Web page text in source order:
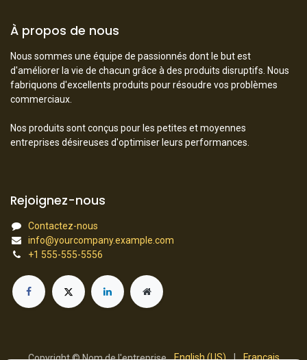
À propos de nous
Nous sommes une équipe de passionnés dont le but est
d'améliorer la vie de chacun grâce à des produits disruptifs. Nous
fabriquons d'excellents produits pour résoudre vos problèmes
commerciaux.
Nos produits sont conçus pour les petites et moyennes
entreprises désireuses d'optimiser leurs performances.
Rejoignez-nous
Contactez-nous
info@yourcompany.example.com
+1 555-555-5556
English (US) | Français